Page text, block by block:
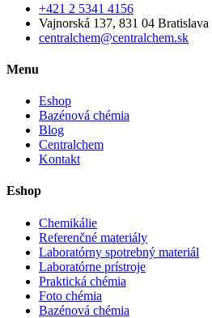
+421 2 5341 4156
Vajnorská 137, 831 04 Bratislava
centralchem@centralchem.sk
Menu
Eshop
Bazénová chémia
Blog
Centralchem
Kontakt
Eshop
Chemikálie
Referenčné materiály
Laboratórny spotrebný materiál
Laboratórne prístroje
Praktická chémia
Foto chémia
Bazénová chémia